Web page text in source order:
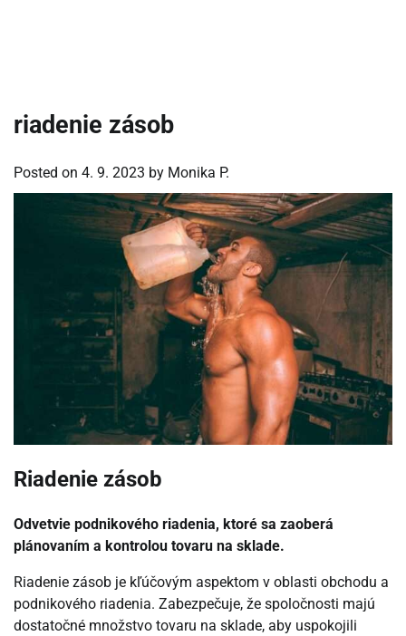
riadenie zásob
Posted on 4. 9. 2023 by Monika P.
Riadenie zásob
Odvetvie podnikového riadenia, ktoré sa zaoberá
plánovaním a kontrolou tovaru na sklade.
Riadenie zásob je kľúčovým aspektom v oblasti obchodu a
podnikového riadenia. Zabezpečuje, že spoločnosti majú
dostatočné množstvo tovaru na sklade, aby uspokojili